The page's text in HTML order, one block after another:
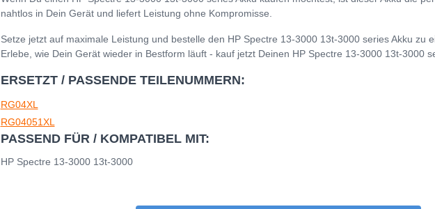
nahtlos in Dein Gerät und liefert Leistung ohne Kompromisse.
Setze jetzt auf maximale Leistung und bestelle den HP Spectre 13-3000 13t-3000 series Akku zu
Erlebe, wie Dein Gerät wieder in Bestform läuft - kauf jetzt Deinen HP Spectre 13-3000 13t-3000
ERSETZT / PASSENDE TEILENUMMERN:
RG04XL
RG04051XL
PASSEND FÜR / KOMPATIBEL MIT:
HP Spectre 13-3000 13t-3000